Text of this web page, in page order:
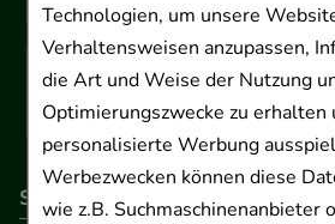
Technologien, um unsere
Verhaltensweisen anzupassen,
die Art und Weise der Nutzung
Optimierungszwecke zu erhalten
personalisierte Werbung
Werbezwecken können diese
wie z.B. Suchmaschinenanbieter
So erreichen Sie uns